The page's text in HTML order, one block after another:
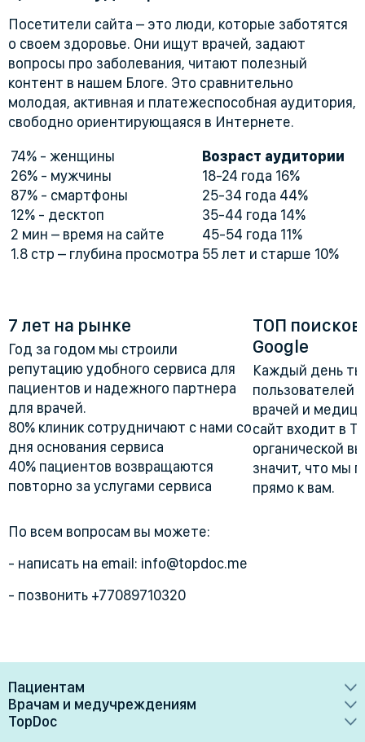
Посетители сайта – это люди, которые заботятся
о своем здоровье. Они ищут врачей, задают
вопросы про заболевания, читают полезный
контент в нашем Блоге. Это сравнительно
молодая, активная и платежеспособная аудитория,
свободно ориентирующаяся в Интернете.
74% - женщины
26% - мужчины
87% - смартфоны
12% - десктоп
2 мин – время на сайте
1.8 стр – глубина просмотра
Возраст аудитории
18-24 года 16%
25-34 года 44%
35-44 года 14%
45-54 года 11%
55 лет и старше 10%
7 лет на рынке
Год за годом мы строили
репутацию удобного сервиса для
пациентов и надежного партнера
для врачей.
80% клиник сотрудничают с нами со
дня основания сервиса
40% пациентов возвращаются
повторно за услугами сервиса
ТОП
Google
Каждый день
пользователей
врачей и
сайт входит в
органической
значит, что мы
прямо к вам.
По всем вопросам вы можете:
- написать на email: info@topdoc.me
- позвонить +77089710320
Пациентам
Врачи
Клиники
Врачам и медучреждениям
Преимущества
TopDoc